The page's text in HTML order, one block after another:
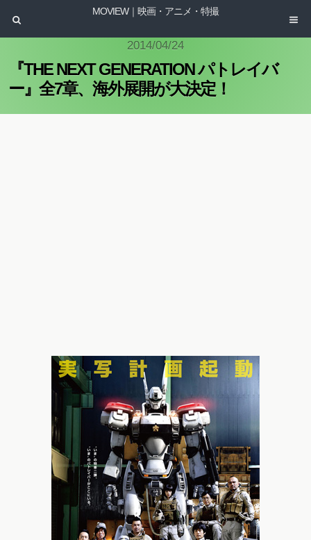
MOVIEW｜映画・アニメ・特撮
2014/04/24
『THE NEXT GENERATION パトレイバ
ー』全7章、海外展開が大決定！